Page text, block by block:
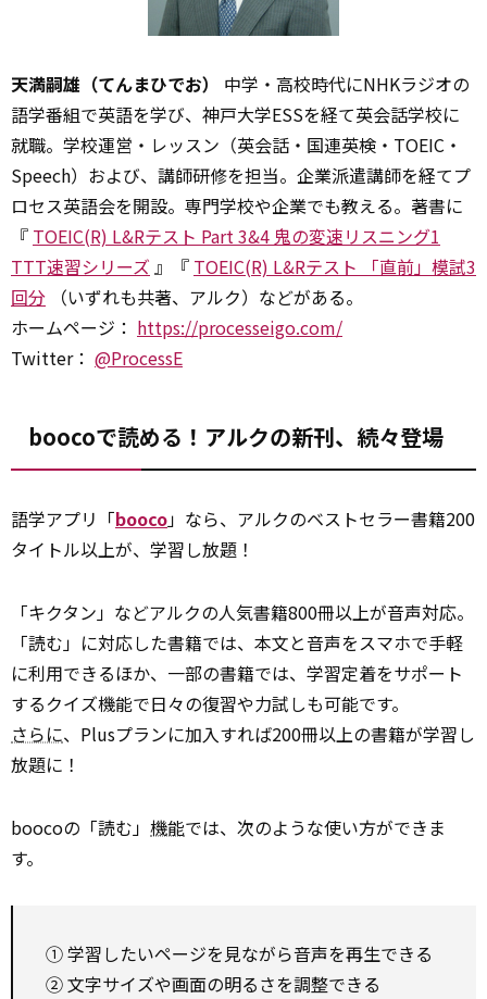
天満嗣雄（てんまひでお）
中学・高校時代にNHKラジオの
語学番組で英語を学び、神戸大学ESSを経て英会話学校に
就職。学校運営・レッスン（英会話・国連英検・TOEIC・
Speech）および、講師研修を担当。企業派遣講師を経てプ
ロセス英語会を開設。専門学校や企業でも教える。著書に
『 TOEIC(R) L&Rテスト Part 3&4 鬼の変速リスニング1
TTT速習シリーズ 』『 TOEIC(R) L&Rテスト 「直前」模試3
回分 （いずれも共著、アルク）などがある。
ホームページ： https://processeigo.com/
Twitter： @ProcessE
boocoで読める！アルクの新刊、続々登場
語学アプリ「booco」なら、アルクのベストセラー書籍200
タイトル以上が、学習し放題！
「キクタン」などアルクの人気書籍800冊以上が音声対応。
「読む」に対応した書籍では、本文と音声をスマホで手軽
に利用できるほか、一部の書籍では、学習定着をサポート
するクイズ機能で日々の復習や力試しも可能です。
さらに、Plusプランに加入すれば200冊以上の書籍が学習し
放題に！
boocoの「読む」 機能では、次のような使い方ができま
す。
① 学習したいページを見ながら音声を再生できる
② 文字サイズや画面の明るさを調整できる